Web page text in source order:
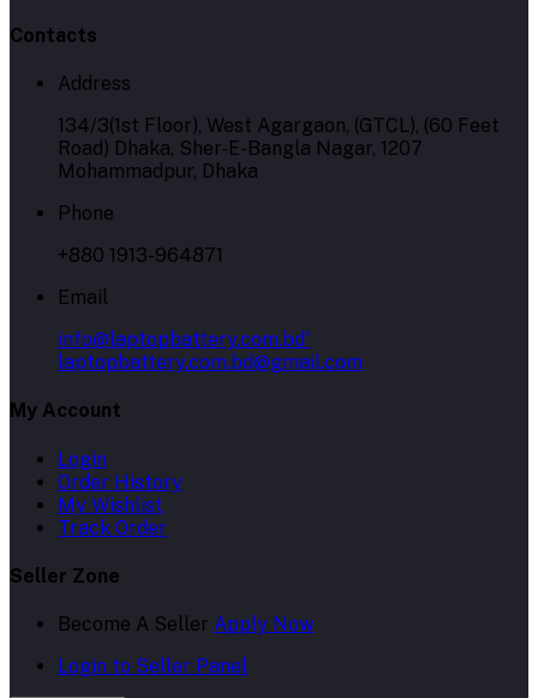
Contacts
Address
134/3(1st Floor), West Agargaon, (GTCL), (60 Feet
Road) Dhaka, Sher-E-Bangla Nagar, 1207
Mohammadpur, Dhaka
Phone
+880 1913-964871
Email
info@laptopbattery.com.bd'
laptopbattery.com.bd@gmail.com
My Account
Login
Order History
My Wishlist
Track Order
Seller Zone
Become A Seller Apply Now
Login to Seller Panel